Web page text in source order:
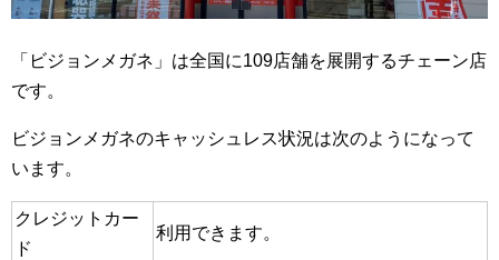
「ビジョンメガネ」は全国に109店舗を展開するチェーン店
です。
ビジョンメガネのキャッシュレス状況は次のようになって
います。
クレジットカー
ド
利用できます。